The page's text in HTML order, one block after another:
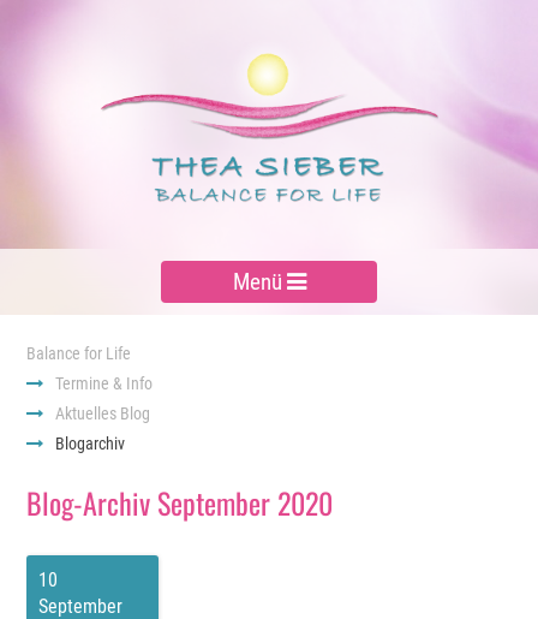
Menü
Balance for Life
Termine & Info
Aktuelles Blog
Blogarchiv
Blog-Archiv September 2020
10
September